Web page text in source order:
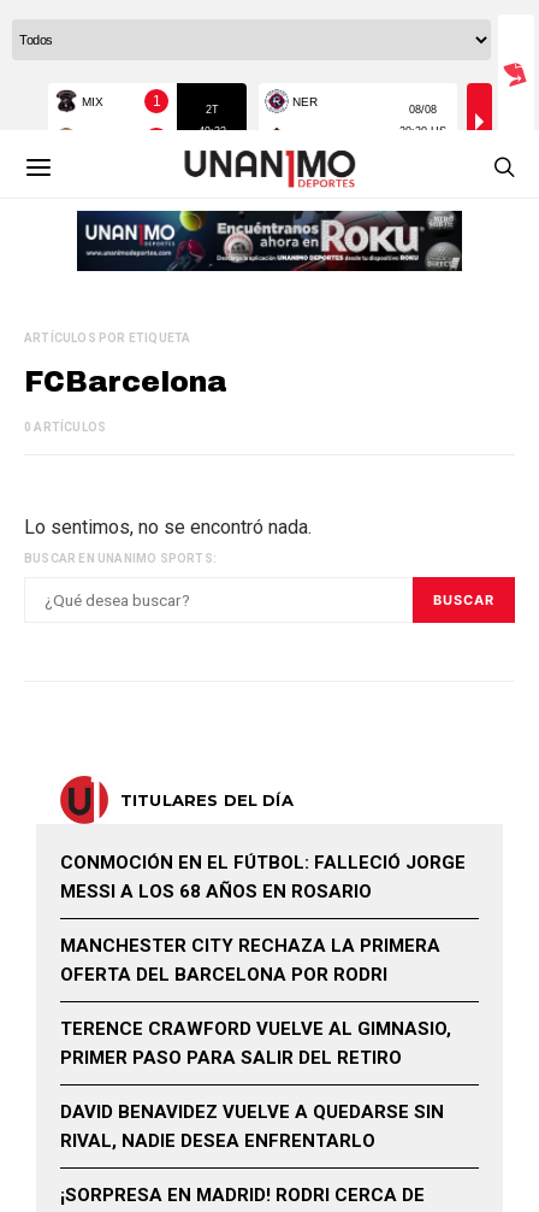
ARTÍCULOS POR ETIQUETA
FCBarcelona
0 ARTÍCULOS
Lo sentimos, no se encontró nada.
BUSCAR EN UNANIMO SPORTS:
BUSCAR
TITULARES DEL DÍA
CONMOCIÓN EN EL FÚTBOL: FALLECIÓ JORGE
MESSI A LOS 68 AÑOS EN ROSARIO
MANCHESTER CITY RECHAZA LA PRIMERA
OFERTA DEL BARCELONA POR RODRI
TERENCE CRAWFORD VUELVE AL GIMNASIO,
PRIMER PASO PARA SALIR DEL RETIRO
DAVID BENAVIDEZ VUELVE A QUEDARSE SIN
RIVAL, NADIE DESEA ENFRENTARLO
¡SORPRESA EN MADRID! RODRI CERCA DE